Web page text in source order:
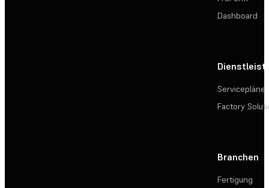
Dashboard
Servicepläne
Factory
Branchen
Fertigung